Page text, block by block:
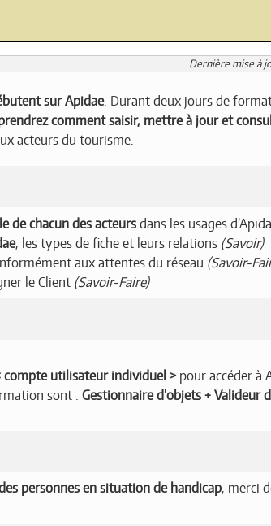
Dernière mise à
sur Apidae. Durant deux jours de
comment saisir, mettre à jour et
acteurs du tourisme.
de chacun des acteurs dans les usages
, les types de fiche et leurs relations (Savoir)
aux attentes du réseau (Savoir-
le Client (Savoir-Faire)
compte utilisateur individuel
pour accéder à
sont : Gestionnaire d'objets + Valideur
personnes en situation de handicap, merci